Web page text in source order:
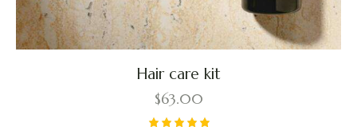
Hair care kit
$63.00